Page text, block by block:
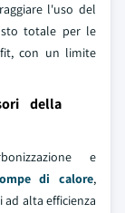
l'uso del
totale per le
con un limite
della
e
di calore,
alta efficienza